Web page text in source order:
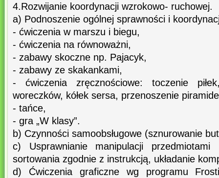
4.Rozwijanie koordynacji wzrokowo- ruchowej.
a) Podnoszenie ogólnej sprawności i
- ćwiczenia w marszu i biegu,
- ćwiczenia na równoważni,
- zabawy skoczne np. Pajacyk,
- zabawy ze skakankami,
- ćwiczenia zręcznościowe: toczenie
woreczków, kółek sersa, przenoszenie
- tańce,
- gra „W klasy”.
b) Czynności samoobsługowe (sznurowanie
c) Usprawnianie manipulacji
sortowania zgodnie z instrukcją, układanie
d) Ćwiczenia graficzne wg programu